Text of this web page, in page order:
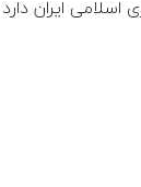
ایران